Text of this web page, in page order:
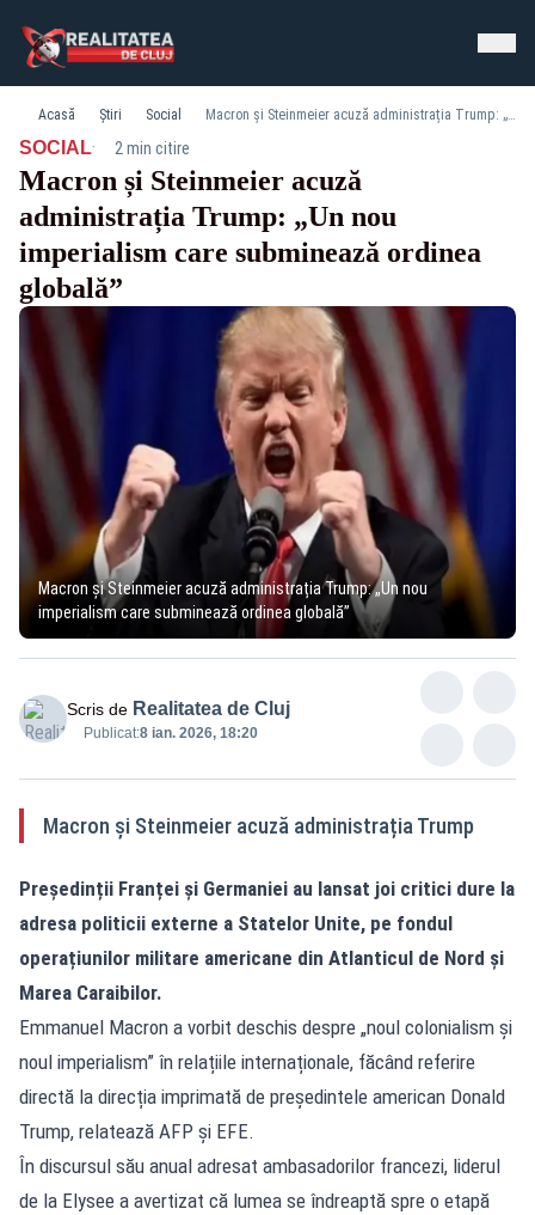
Acasă Știri Social Macron și Steinmeier acuză administrația Trump: „Un nou imperialism care subminează ordinea globală”
SOCIAL· 2 min citire
Macron și Steinmeier acuză
administrația Trump: „Un nou
imperialism care subminează ordinea
globală”
Macron și Steinmeier acuză administrația Trump: „Un nou
imperialism care subminează ordinea globală”
Scris de Realitatea de Cluj
Publicat:8 ian. 2026, 18:20
Macron și Steinmeier acuză administrația Trump
Președinții Franței și Germaniei au lansat joi critici dure la
adresa politicii externe a Statelor Unite, pe fondul
operațiunilor militare americane din Atlanticul de Nord și
Marea Caraibilor.
Emmanuel Macron a vorbit deschis despre „noul colonialism și
noul imperialism” în relațiile internaționale, făcând referire
directă la direcția imprimată de președintele american Donald
Trump, relatează AFP și EFE.
În discursul său anual adresat ambasadorilor francezi, liderul
de la Elysee a avertizat că lumea se îndreaptă spre o etapă